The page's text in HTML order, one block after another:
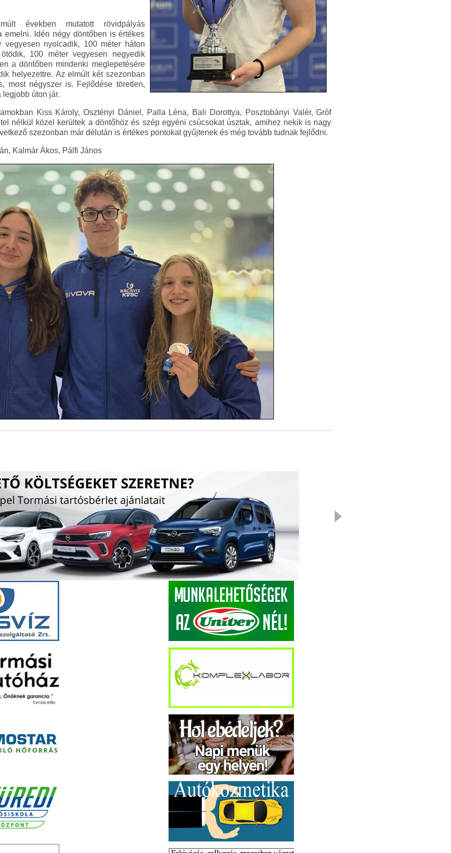
években mutatott rövidpályás
emelni. Idén négy döntőben is értékes
vegyesen nyolcadik, 100 méter háton
100 méter vegyesen negyedik
a döntőben mindenki meglepetésére
helyezettre. Az elmúlt két szezonban
most négyszer is. Fejlődése töretlen,
legjobb úton jár.
Kiss Károly, Osztényi Dániel, Palla Léna, Bali Dorottya, Posztobányi Valér, Gróf
nélkül közel kerültek a döntőhöz és szép egyéni csúcsokat úsztak, amihez nekik is nagy
szezonban már délután is értékes pontokat gyűjtenek és még tovább tudnak fejlődni.
Kalmár Ákos, Pálfi János